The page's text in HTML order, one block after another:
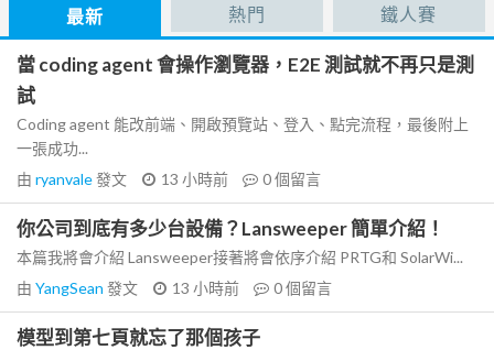
最新 熱門 鐵人賽
當 coding agent 會操作瀏覽器，E2E 測試就不再只是測
試
Coding agent 能改前端、開啟預覽站、登入、點完流程，最後附上
一張成功...
由 ryanvale發文 13 小時前 0個留言
你公司到底有多少台設備？Lansweeper 簡單介紹！
本篇我將會介紹 Lansweeper接著將會依序介紹 PRTG和 SolarWi...
由 YangSean 發文 13 小時前 0個留言
模型到第七頁就忘了那個孩子